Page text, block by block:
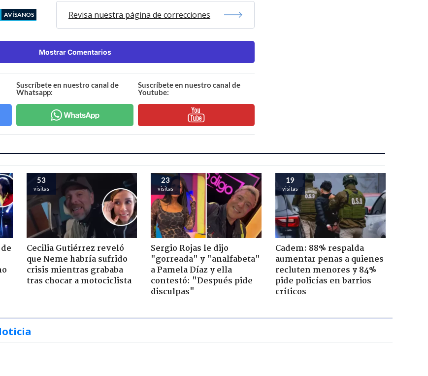
AVÍSANOS Revisa nuestra página de correcciones
Mostrar Comentarios
Suscríbete en nuestro canal de
Whatsapp:
Suscríbete en nuestro canal de
Youtube:
53
visitas
Cecilia Gutiérrez reveló
que Neme habría sufrido
crisis mientras grababa
tras chocar a motociclista
23
visitas
Sergio Rojas le dijo
"gorreada" y "analfabeta"
a Pamela Díaz y ella
contestó: "Después pide
disculpas"
19
visitas
Cadem: 88% respalda
aumentar penas a quienes
recluten menores y 84%
pide policías en barrios
críticos